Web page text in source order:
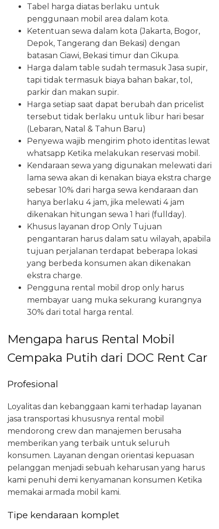
Tabel harga diatas berlaku untuk
penggunaan mobil area dalam kota.
Ketentuan sewa dalam kota (Jakarta, Bogor,
Depok, Tangerang dan Bekasi) dengan
batasan Ciawi, Bekasi timur dan Cikupa.
Harga dalam table sudah termasuk Jasa supir,
tapi tidak termasuk biaya bahan bakar, tol,
parkir dan makan supir.
Harga setiap saat dapat berubah dan pricelist
tersebut tidak berlaku untuk libur hari besar
(Lebaran, Natal & Tahun Baru)
Penyewa wajib mengirim photo identitas lewat
whatsapp Ketika melakukan reservasi mobil.
Kendaraan sewa yang digunakan melewati dari
lama sewa akan di kenakan biaya ekstra charge
sebesar 10% dari harga sewa kendaraan dan
hanya berlaku 4 jam, jika melewati 4 jam
dikenakan hitungan sewa 1 hari (fullday).
Khusus layanan drop Only Tujuan
pengantaran harus dalam satu wilayah, apabila
tujuan perjalanan terdapat beberapa lokasi
yang berbeda konsumen akan dikenakan
ekstra charge.
Pengguna rental mobil drop only harus
membayar uang muka sekurang kurangnya
30% dari total harga rental.
Mengapa harus Rental Mobil
Cempaka Putih dari DOC Rent Car
Profesional
Loyalitas dan kebanggaan kami terhadap layanan
jasa transportasi khususnya rental mobil
mendorong crew dan manajemen berusaha
memberikan yang terbaik untuk seluruh
konsumen. Layanan dengan orientasi kepuasan
pelanggan menjadi sebuah keharusan yang harus
kami penuhi demi kenyamanan konsumen Ketika
memakai armada mobil kami.
Tipe kendaraan komplet